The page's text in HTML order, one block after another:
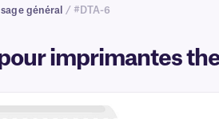
général / #DTA-6
imprimantes